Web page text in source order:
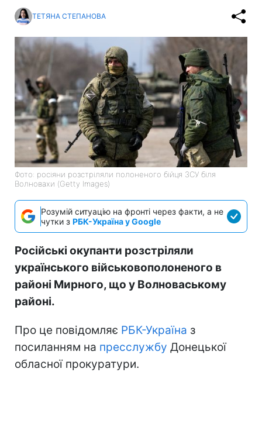
ТЕТЯНА СТЕПАНОВА
Фото: росіяни розстріляли полоненого бійця ЗСУ біля
Волновахи (Getty Images)
Розумій ситуацію на фронті через факти, а не
чутки з РБК-Україна у Google
Російські окупанти розстріляли
українського військовополоненого в
районі Мирного, що у Волноваському
районі.
Про це повідомляє РБК-Україна з
посиланням на пресслужбу Донецької
обласної прокуратури.